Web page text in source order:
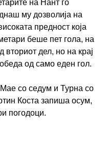
на Нант го
му дозволија на
предност која
беше пет гола, на
вториот дел, но на крај
од само еден гол.
со седум и Турна со
Коста запиша осум,
погодоци.